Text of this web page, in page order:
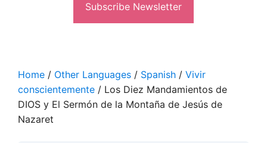
Subscribe Newsletter
Home / Other Languages / Spanish / Vivir
conscientemente / Los Diez Mandamientos de
DIOS y El Sermón de la Montaña de Jesús de
Nazaret